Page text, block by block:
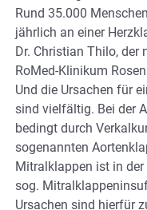
Rund 35.000
jährlich an einer
Dr. Christian Thilo, der
RoMed-Klinikum
Und die Ursachen für
sind vielfältig. Bei der
bedingt durch
sogenannten
Mitralklappen ist in der
sog.
Ursachen sind hierfür